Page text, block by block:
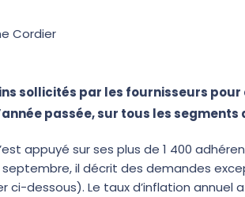
Cordier
sollicités par les fournisseurs
passée, sur tous les segments
appuyé sur ses plus de 1 400
il décrit des demandes
ci-dessous). Le taux d’inflation annuel